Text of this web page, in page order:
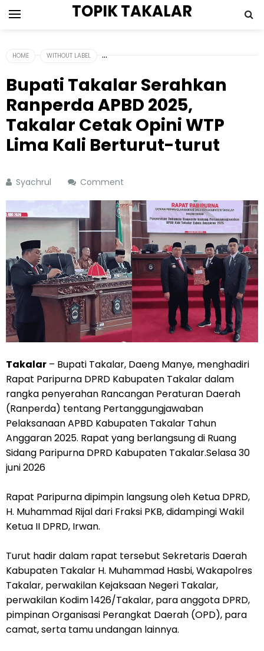
TOPIK TAKALAR
HOME WITHOUT LABEL
Bupati Takalar Serahkan
Ranperda APBD 2025,
Takalar Cetak Opini WTP
Lima Kali Berturut-turut
Syachrul Comment
Takalar – Bupati Takalar, Daeng Manye, menghadiri
Rapat Paripurna DPRD Kabupaten Takalar dalam
rangka penyerahan Rancangan Peraturan Daerah
(Ranperda) tentang Pertanggungjawaban
Pelaksanaan APBD Kabupaten Takalar Tahun
Anggaran 2025. Rapat yang berlangsung di Ruang
Sidang Paripurna DPRD Kabupaten Takalar.Selasa 30
juni 2026
Rapat Paripurna dipimpin langsung oleh Ketua DPRD,
H. Muhammad Rijal dari Fraksi PKB, didampingi Wakil
Ketua II DPRD, Irwan.
Turut hadir dalam rapat tersebut Sekretaris Daerah
Kabupaten Takalar H. Muhammad Hasbi, Wakapolres
Takalar, perwakilan Kejaksaan Negeri Takalar,
perwakilan Kodim 1426/Takalar, para anggota DPRD,
pimpinan Organisasi Perangkat Daerah (OPD), para
camat, serta tamu undangan lainnya.